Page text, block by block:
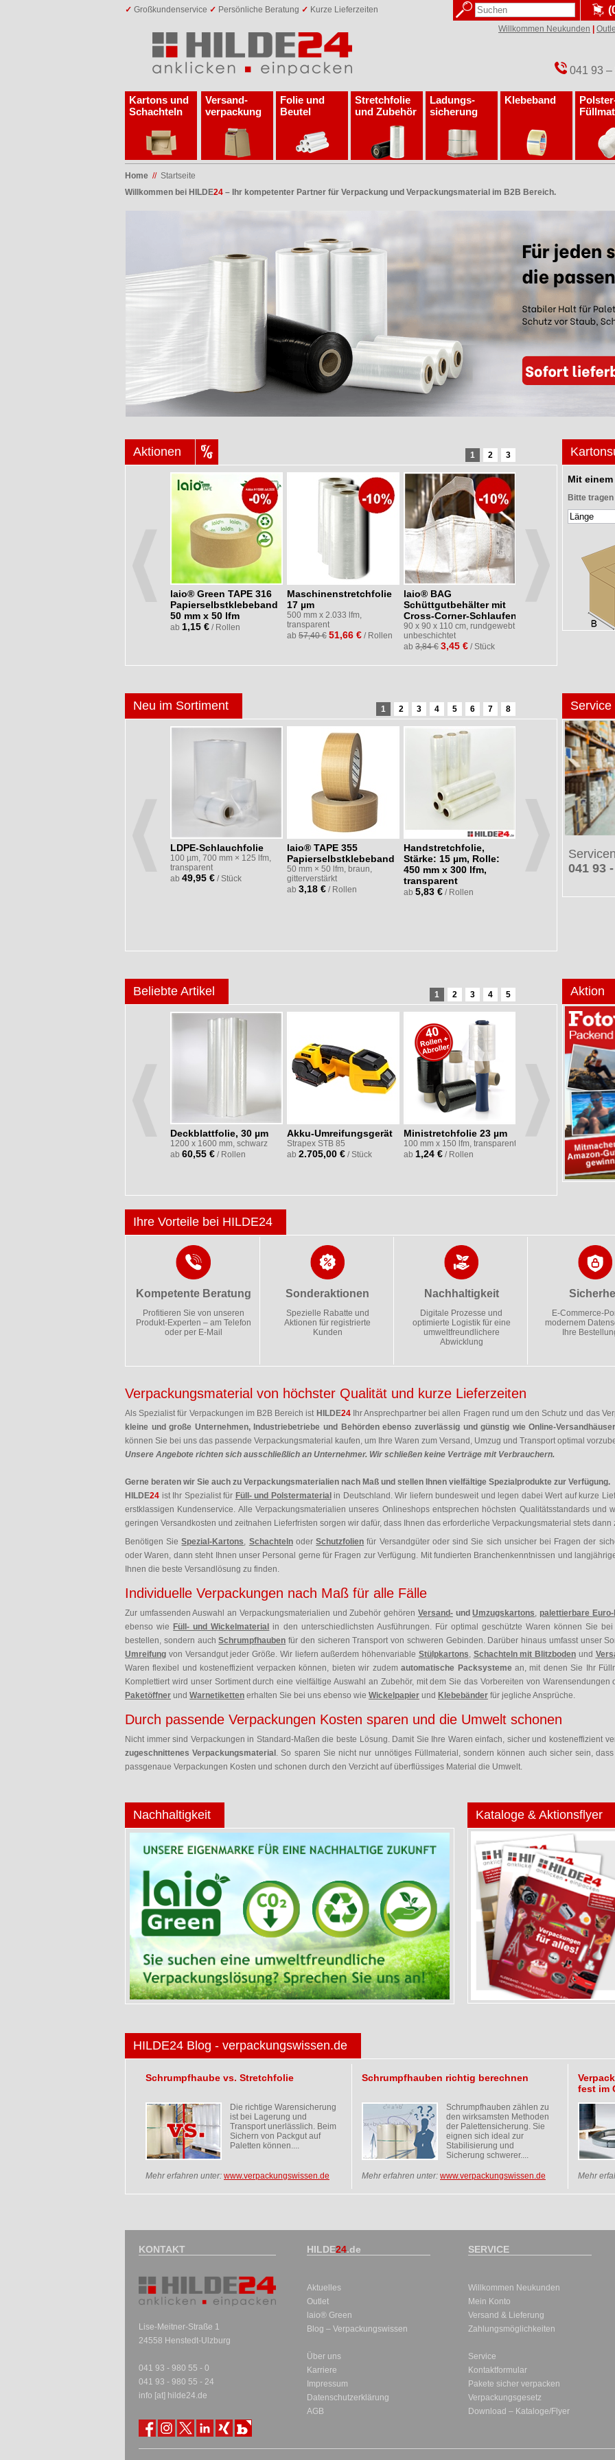
✓ Großkundenservice ✓ Persönliche Beratung ✓ Kurze Lieferzeiten
Willkommen Neukunden
041 93
Kartons und
Schachteln
Versand­
verpackung
Folie und
Beutel
Stretchfolie
und Zubehör
Ladungs­
sicherung
Klebeband
Home // Startseite
Willkommen bei HILDE24 – Ihr kompetenter Partner für Verpackung und Verpackungsmaterial im B2B Bereich.
Aktionen
laio® Green TAPE 316
Papierselbstklebeband
50 mm x 50 lfm
ab 1,15 € / Rollen
Maschinenstretchfolie
17 µm
500 mm x 2.033 lfm,
transparent
ab 57,40 € 51,66 € / Rollen
laio® BAG
Schüttgutbehälter mit
Cross-Corner-Schlaufen
90 x 90 x 110 cm, rundgewebt,
unbeschichtet
ab 3,84 € 3,45 € / Stück
/ Rollen
1 2 3
Mit
Bitte
Neu im Sortiment
LDPE-Schlauchfolie
100 µm, 700 mm × 125 lfm,
transparent
ab 49,95 € / Stück
laio® TAPE 355
Papierselbstklebeband
50 mm × 50 lfm, braun,
gitterverstärkt
ab 3,18 € / Rollen
Handstretchfolie,
Stärke: 15 µm, Rolle:
450 mm x 300 lfm,
transparent
ab 5,83 € / Rollen
laio® DOC 288
Lieferschein- /
1 2 3 4 5 6 7 8 Service
041 93
Beliebte Artikel
Deckblattfolie, 30 µm
1200 x 1600 mm, schwarz
ab 60,55 € / Rollen
Akku-Umreifungsgerät
Strapex STB 85
ab 2.705,00 € / Stück
Ministretchfolie 23 µm
100 mm x 150 lfm, transparent
ab 1,24 € / Rollen
laio® Green TAPE
fadenverstärkt (3 /
50 mm x 50 lfm, braun
/ Rollen
1 2 3 4 5 Aktion
Ihre Vorteile bei HILDE24
Kompetente Beratung
Profitieren Sie von unseren
Produkt-Experten – am Telefon
oder per E-Mail
Sonderaktionen
Spezielle Rabatte und
Aktionen für registrierte
Kunden
Nachhaltigkeit
Digitale Prozesse und
optimierte Logistik für eine
umweltfreundlichere
Abwicklung
E-Commerce-
modernem
Ihre
Verpackungsmaterial von höchster Qualität und kurze Lieferzeiten
Als Spezialist für Verpackungen im B2B Bereich ist HILDE24Ihr Ansprechpartner bei allen Fragen rund um den Schutz und das
kleine und große Unternehmen, Industriebetriebe und Behörden ebenso zuverlässig und günstig wie Online-
können Sie bei uns das passende Verpackungsmaterial kaufen, um Ihre Waren zum Versand, Umzug und Transport optimal
Unsere Angebote richten sich ausschließlich an Unternehmer. Wir schließen keine Verträge mit Verbrauchern.
Gerne beraten wir Sie auch zu Verpackungsmaterialien nach Maß und stellen Ihnen vielfältige Spezialprodukte zur Verfügung.
HILDE24 ist Ihr Spezialist für Füll- und Polstermaterialin Deutschland. Wir liefern bundesweit und legen dabei Wert auf kurze
erstklassigen Kundenservice. Alle Verpackungsmaterialien unseres Onlineshops entsprechen höchsten Qualitätsstandards und
geringen Versandkosten und zeitnahen Lieferfristen sorgen wir dafür, dass Ihnen das erforderliche Verpackungsmaterial stets dann
Benötigen SieSpezial-Kartons SchachtelnoderSchutzfolien für Versandgüter oder sind Sie sich unsicher bei Fragen der
oder Waren, dann steht Ihnen unser Personal gerne für Fragen zur Verfügung. Mit fundierten Branchenkenntnissen und
Ihnen die beste Versandlösung zu finden.
Individuelle Verpackungen nach Maß für alle Fälle
Zur umfassenden Auswahl an Verpackungsmaterialien und Zubehör gehören Versand-undUmzugskartons palettierbare
ebenso wieFüll- und Wickelmaterial in den unterschiedlichsten Ausführungen. Für optimal geschützte Waren können Sie
bestellen, sondern auchSchrumpfhauben für den sicheren Transport von schweren Gebinden. Darüber hinaus umfasst unser
Umreifung von Versandgut jeder Größe. Wir liefern außerdem höhenvariable Stülpkartons Schachteln mit Blitzboden und
Waren flexibel und kosteneffizient verpacken können, bieten wir zudemautomatische Packsystemean, mit denen Sie Ihr
Komplettiert wird unser Sortiment durch eine vielfältige Auswahl an Zubehör, mit dem Sie das Vorbereiten von
Paketöffner und Warnetiketten erhalten Sie bei uns ebenso wie Wickelpapier und Klebebänder für jegliche Ansprüche.
Durch passende Verpackungen Kosten sparen und die Umwelt schonen
Nicht immer sind Verpackungen in Standard-Maßen die beste Lösung. Damit Sie Ihre Waren einfach, sicher und kosteneffizient
zugeschnittenes Verpackungsmaterial . So sparen Sie nicht nur unnötiges Füllmaterial, sondern können auch sicher sein,
passgenaue Verpackungen Kosten und schonen durch den Verzicht auf überflüssiges Material die Umwelt.
Nachhaltigkeit Kataloge & Aktionsflyer
HILDE24 Blog - verpackungswissen.de
Schrumpfhaube vs. Stretchfolie
Die richtige Warensicherung
ist bei Lagerung und
Transport unerlässlich. Beim
Sichern von Packgut auf
Paletten können....
Mehr erfahren unter: www.verpackungswissen.de
Schrumpfhauben richtig berechnen
Schrumpfhauben zählen zu
den wirksamsten Methoden
der Palettensicherung. Sie
eignen sich ideal zur
Stabilisierung und
Sicherung schwerer....
Mehr erfahren unter: www.verpackungswissen.de
fest im
Mehr
KONTAKT
Lise-Meitner-Straße 1
24558 Henstedt-Ulzburg
041 93 - 980 55 - 0
041 93 - 980 55 - 24
info [at] hilde24.de
HILDE24.de
Aktuelles
Outlet
laio® Green
Blog – Verpackungswissen
Über uns
Karriere
Impressum
Datenschutzerklärung
AGB
SERVICE
Willkommen Neukunden
Mein Konto
Versand & Lieferung
Zahlungsmöglichkeiten
Service
Kontaktformular
Pakete sicher verpacken
Verpackungsgesetz
Download – Kataloge/Flyer